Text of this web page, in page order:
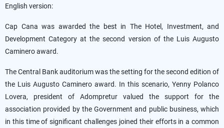
English version:
Cap Cana was awarded the best in The Hotel, Investment, and
Development Category at the second version of the Luis Augusto
Caminero award.
The Central Bank auditorium was the setting for the second edition of
the Luis Augusto Caminero award. In this scenario, Yenny Polanco
Lovera, president of Adompretur valued the support for the
association provided by the Government and public business, which
in this time of significant challenges joined their efforts in a common